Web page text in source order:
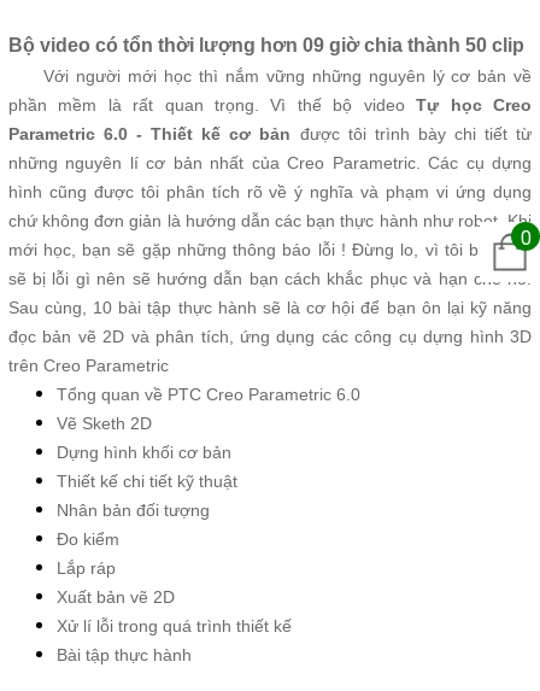
0
Bộ video có tổn thời lượng hơn 09 giờ chia thành 50 clip
Với người mới học thì nắm vững những nguyên lý cơ bản về
phần mềm là rất quan trọng. Vì thế bộ videoTự học Creo
Parametric 6.0 - Thiết kế cơ bản được tôi trình bày chi tiết từ
những nguyên lí cơ bản nhất của Creo Parametric. Các cụ dựng
hình cũng được tôi phân tích rõ về ý nghĩa và phạm vi ứng dụng
chứ không đơn giản là hướng dẫn các bạn thực hành như robot. Khi
mới học, bạn sẽ gặp những thông báo lỗi ! Đừng lo, vì tôi biết bạn
sẽ bị lỗi gì nên sẽ hướng dẫn bạn cách khắc phục và hạn chế nó.
Sau cùng, 10 bài tập thực hành sẽ là cơ hội để bạn ôn lại kỹ năng
đọc bản vẽ 2D và phân tích, ứng dụng các công cụ dựng hình 3D
trên Creo Parametric
Tổng quan về PTC Creo Parametric 6.0
Vẽ Sketh 2D
Dựng hình khối cơ bản
Thiết kế chi tiết kỹ thuật
Nhân bản đối tượng
Đo kiểm
Lắp ráp
Xuất bản vẽ 2D
Xử lí lỗi trong quá trình thiết kế
Bài tập thực hành